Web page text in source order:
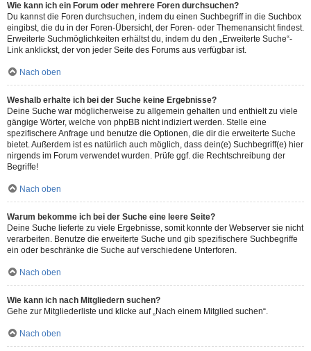
Wie kann ich ein Forum oder mehrere Foren durchsuchen?
Du kannst die Foren durchsuchen, indem du einen Suchbegriff in die Suchbox
eingibst, die du in der Foren-Übersicht, der Foren- oder Themenansicht findest.
Erweiterte Suchmöglichkeiten erhältst du, indem du den „Erweiterte Suche“-
Link anklickst, der von jeder Seite des Forums aus verfügbar ist.
Nach oben
Weshalb erhalte ich bei der Suche keine Ergebnisse?
Deine Suche war möglicherweise zu allgemein gehalten und enthielt zu viele
gängige Wörter, welche von phpBB nicht indiziert werden. Stelle eine
spezifischere Anfrage und benutze die Optionen, die dir die erweiterte Suche
bietet. Außerdem ist es natürlich auch möglich, dass dein(e) Suchbegriff(e) hier
nirgends im Forum verwendet wurden. Prüfe ggf. die Rechtschreibung der
Begriffe!
Nach oben
Warum bekomme ich bei der Suche eine leere Seite?
Deine Suche lieferte zu viele Ergebnisse, somit konnte der Webserver sie nicht
verarbeiten. Benutze die erweiterte Suche und gib spezifischere Suchbegriffe
ein oder beschränke die Suche auf verschiedene Unterforen.
Nach oben
Wie kann ich nach Mitgliedern suchen?
Gehe zur Mitgliederliste und klicke auf „Nach einem Mitglied suchen“.
Nach oben